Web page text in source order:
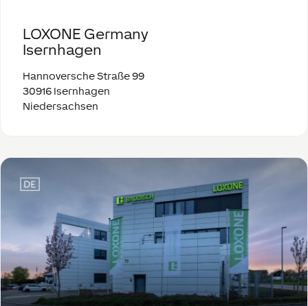
LOXONE Germany
Isernhagen
Hannoversche Straße 99
30916 Isernhagen
Niedersachsen